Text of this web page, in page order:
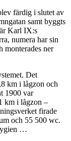
färdig i slutet av
samt byggts
Karl IX:s
numera har sin
monterades ner
Det
km i lågzon och
1900 var
km i lågzon –
firade
och 55 500 wc.
…